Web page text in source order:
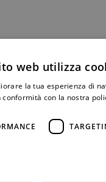
web utilizza
la tua esperienza di
con la nostra